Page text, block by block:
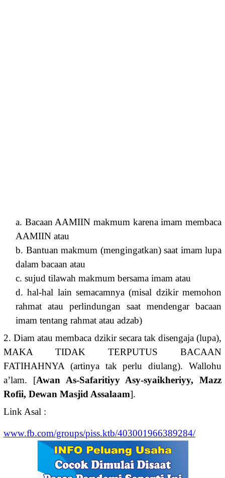
a. Bacaan AAMIIN makmum karena imam membaca
AAMIIN atau
b. Bantuan makmum (mengingatkan) saat imam lupa
dalam bacaan atau
c. sujud tilawah makmum bersama imam atau
d. hal-hal lain semacamnya (misal dzikir memohon
rahmat atau perlindungan saat mendengar bacaan
imam tentang rahmat atau adzab)
2. Diam atau membaca dzikir secara tak disengaja (lupa),
MAKA TIDAK TERPUTUS BACAAN
FATIHAHNYA (artinya tak perlu diulang). Wallohu
a’lam. [Awan As-Safaritiyy Asy-syaikheriyy, Mazz
Rofii, Dewan Masjid Assalaam].
Link Asal :
www.fb.com/groups/piss.ktb/403001966389284/